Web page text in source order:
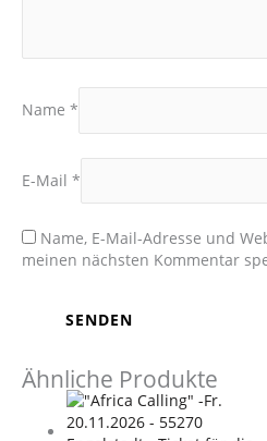
Name *
E-Mail *
Name, E-Mail-Adresse und
meinen nächsten Kommentar
Ähnliche Produkte